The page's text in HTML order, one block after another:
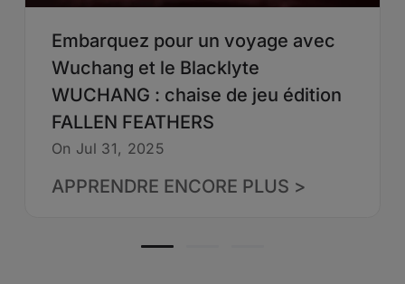
Embarquez pour un voyage avec
Wuchang et le Blacklyte
WUCHANG : chaise de jeu édition
FALLEN FEATHERS
On Jul 31, 2025
APPRENDRE ENCORE PLUS >